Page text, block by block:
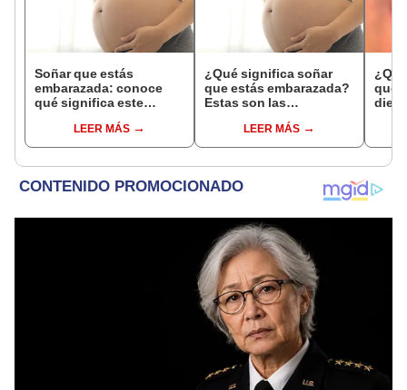
Soñar que estás
embarazada: conoce
qué significa este
LEER MÁS
¿Qué significa soñar
que estás embarazada?
Estas son las
comunesLEER MÁS
que